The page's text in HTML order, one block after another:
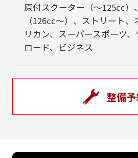
原付スクーター（～125cc）
（126cc～）、ストリート
リカン、スーパースポーツ
ロード、ビジネス
整備